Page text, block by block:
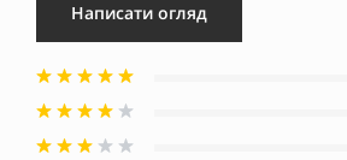
Написати огляд